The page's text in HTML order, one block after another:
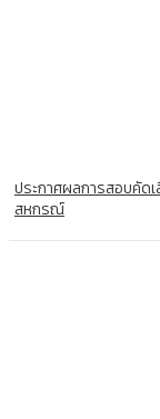
ประกาศผลการสอบคัด
สหกรณ์